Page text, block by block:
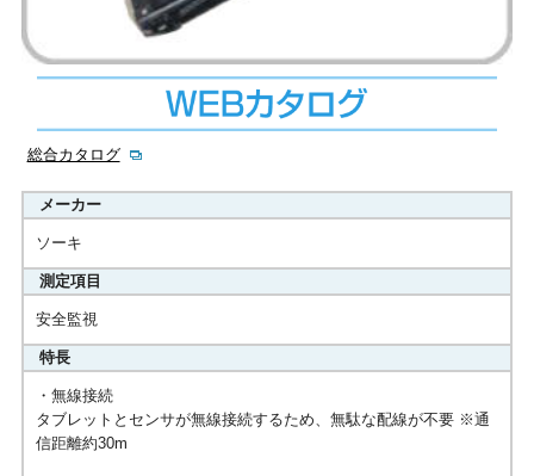
総合カタログ
メーカー
ソーキ
測定項目
安全監視
特長
・無線接続
タブレットとセンサが無線接続するため、無駄な配線が不要 ※通
信距離約30m